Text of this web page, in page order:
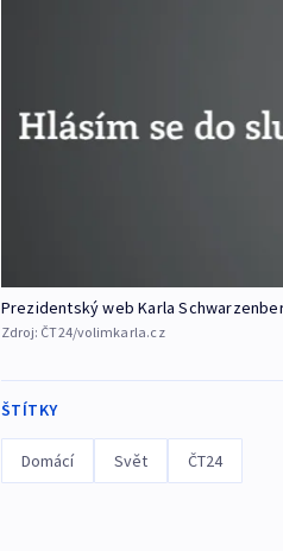
Prezidentský web Karla
Zdroj: ČT24/volimkarla.cz
ŠTÍTKY
Domácí Svět ČT24